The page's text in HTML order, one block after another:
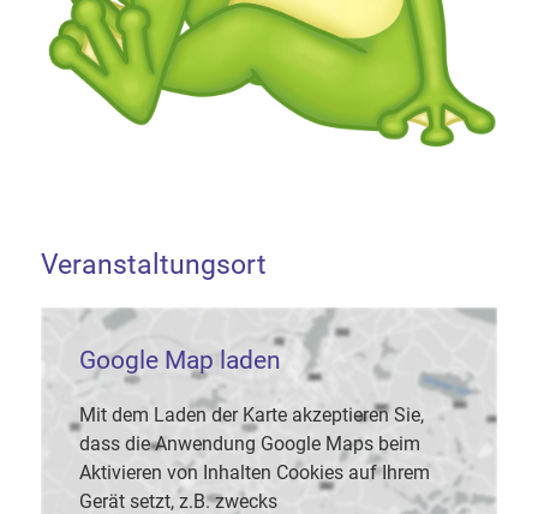
Veranstaltungsort
Google Map laden
Mit dem Laden der Karte akzeptieren Sie,
dass die Anwendung Google Maps beim
Aktivieren von Inhalten Cookies auf Ihrem
Gerät setzt, z.B. zwecks